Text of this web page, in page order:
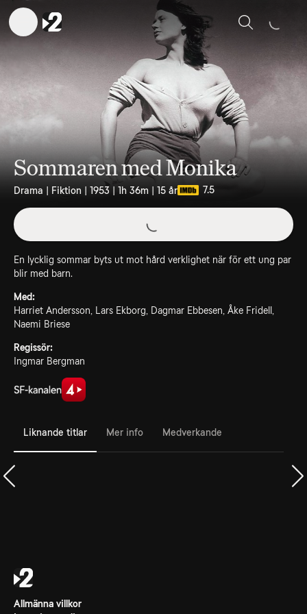
Sök
Sommaren med Monika
Drama | Fiktion | 1953 | 1h 36m | 15 år 7.5
En lycklig sommar byts ut mot hård verklighet när för ett ung par
blir med barn.
Med:
Harriet Andersson, Lars Ekborg, Dagmar Ebbesen, Åke Fridell,
Naemi Briese
Regissör:
Ingmar Bergman
Liknande titlar Mer info Medverkande
Allmänna villkor